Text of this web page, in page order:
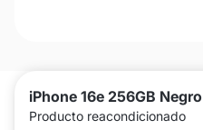
iPhone 16e 256GB Negro
Producto reacondicionado